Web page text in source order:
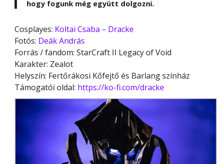
hogy fogunk még együtt dolgozni.
Cosplayes: Koltai Csaba – Dracke
Fotós: Deák András
Forrás / fandom: StarCraft II Legacy of Void
Karakter: Zealot
Helyszín: Fertőrákosi Kőfejtő és Barlang színház
Támogatói oldal: https://ko-fi.com/dracke